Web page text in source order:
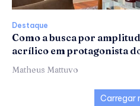
Destaque
Como a busca por
acrílico em protagonista
Matheus Mattuvo
Carregar